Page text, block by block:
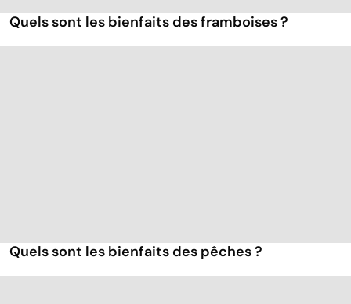
Quels sont les bienfaits des framboises ?
Quels sont les bienfaits des pêches ?